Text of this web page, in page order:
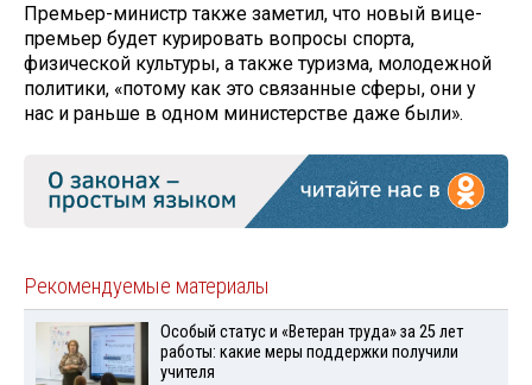
Премьер-министр также заметил, что новый вице-
премьер будет курировать вопросы спорта,
физической культуры, а также туризма, молодежной
политики, «потому как это связанные сферы, они у
нас и раньше в одном министерстве даже были».
Рекомендуемые материалы
Особый статус и «Ветеран труда» за 25 лет
работы: какие меры поддержки получили
учителя